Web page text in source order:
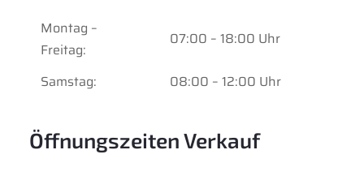
Montag –
Freitag:
07:00 – 18:00 Uhr
Samstag: 08:00 – 12:00 Uhr
Öffnungszeiten Verkauf